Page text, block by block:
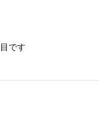
です